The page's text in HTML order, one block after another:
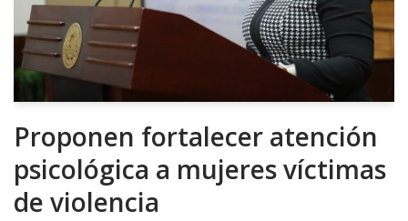
Proponen fortalecer atención
psicológica a mujeres víctimas
de violencia